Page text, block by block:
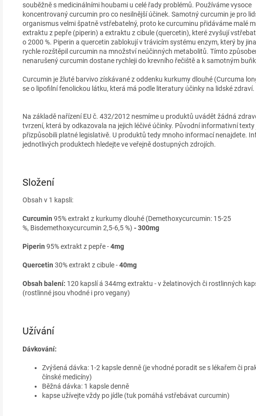
souběžně s medicinálními houbami u celé řady problémů. Používáme vysoce
koncentrovaný curcumin pro co nesilnější účinek. Samotný curcumin je pro
organismus velmi špatně vstřebatelný, proto ke curcuminu přidáváme malé
extraktu z pepře (piperin) a extraktu z cibule (quercetin), které zvyšují
o 2000 %. Piperin a quercetin zablokují v trávicím systému enzym, který by
rychle rozštěpil curcumin na množství neúčinných metabolitů. Tímto
nenarušený curcumin dostane rychleji do krevního řečiště a k samotným
Curcumin je žluté barvivo získávané z oddenku kurkumy dlouhé (Curcuma
se o lipofilní fenolickou látku, která má podle literatury účinky na lidské zdraví.
Na základě nařízení EU č. 432/2012 nesmíme u produktů uvádět žádná
tvrzení, která by odkazovala na jejich léčivé účinky. Původní informativní texty
přizpůsobili platné legislativě. U produktů tedy mnoho informací nenajdete.
jednotlivých produktech hledejte ve veřejně dostupných zdrojích.
Složení
Obsah v 1 kapsli:
Curcumin 95% extrakt z kurkumy dlouhé (Demethoxycurcumin: 15-25
%, Bisdemethoxycurcumin 2,5-6,5 %) - 300mg
Piperin 95% extrakt z pepře -4mg
Quercetin 30% extrakt z cibule -40mg
Obsah balení: 120 kapslí á 344mg extraktu - v želatinových či rostlinných
(rostlinné jsou vhodné i pro vegany)
Užívání
Dávkování:
Zvýšená dávka: 1-2 kapsle denně (je vhodné poradit se s lékařem či
čínské medicíny)
Běžná dávka: 1 kapsle denně
kapse užívejte vždy po jídle (tuk pomáhá vstřebávat curcumin)